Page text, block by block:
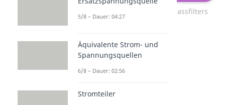
Amplitudengang des Hochpassfilters
5/8 – Dauer: 04:27
Äquivalente Strom- und
Spannungsquellen
6/8 – Dauer: 02:56
Stromteiler